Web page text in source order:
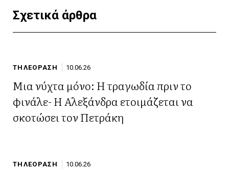
Σχετικά άρθρα
ΤΗΛΕΟΡΑΣΗ 10.06.26
Μια νύχτα μόνο: Η τραγωδία πριν το
φινάλε- Η Αλεξάνδρα ετοιμάζεται να
σκοτώσει τον Πετράκη
ΤΗΛΕΟΡΑΣΗ 10.06.26